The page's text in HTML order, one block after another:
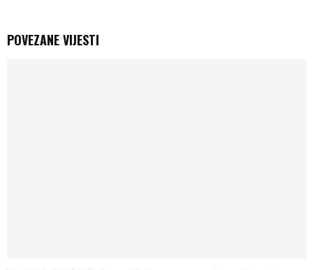
POVEZANE VIJESTI